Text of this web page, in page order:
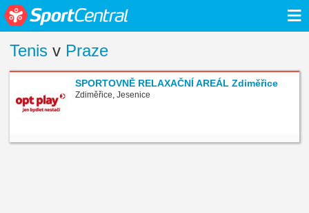
≡
Tenis v Praze
SPORTOVNĚ RELAXAČNÍ AREÁL Zdiměřice
Zdiměřice, Jesenice